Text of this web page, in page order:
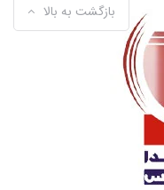
بازگشت به بالا